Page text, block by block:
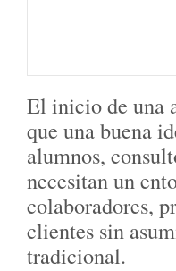
El inicio de una
que una buena
alumnos,
necesitan un
colaboradores,
clientes sin
tradicional.